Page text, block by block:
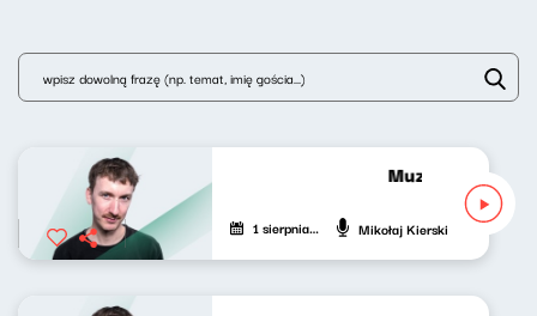
Muzyka nie
1 sierpnia 2026 Mikołaj Kierski